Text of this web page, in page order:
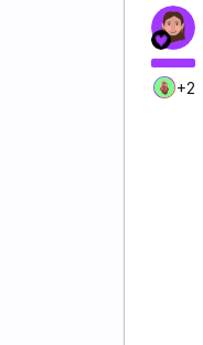
+2